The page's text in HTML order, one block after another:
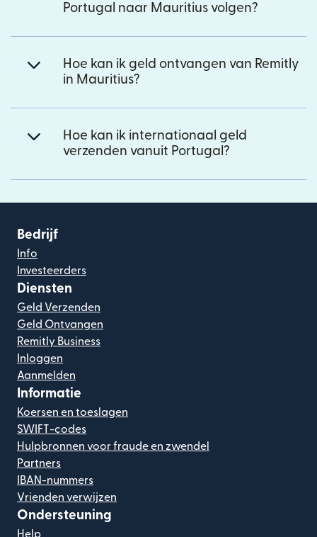
Portugal naar Mauritius volgen?
Hoe kan ik geld ontvangen van Remitly
in Mauritius?
Hoe kan ik internationaal geld
verzenden vanuit Portugal?
Bedrijf
Info
Investeerders
Diensten
Geld Verzenden
Geld Ontvangen
Remitly Business
Inloggen
Aanmelden
Informatie
Koersen en toeslagen
SWIFT-codes
Hulpbronnen voor fraude en zwendel
Partners
IBAN-nummers
Vrienden verwijzen
Ondersteuning
Help